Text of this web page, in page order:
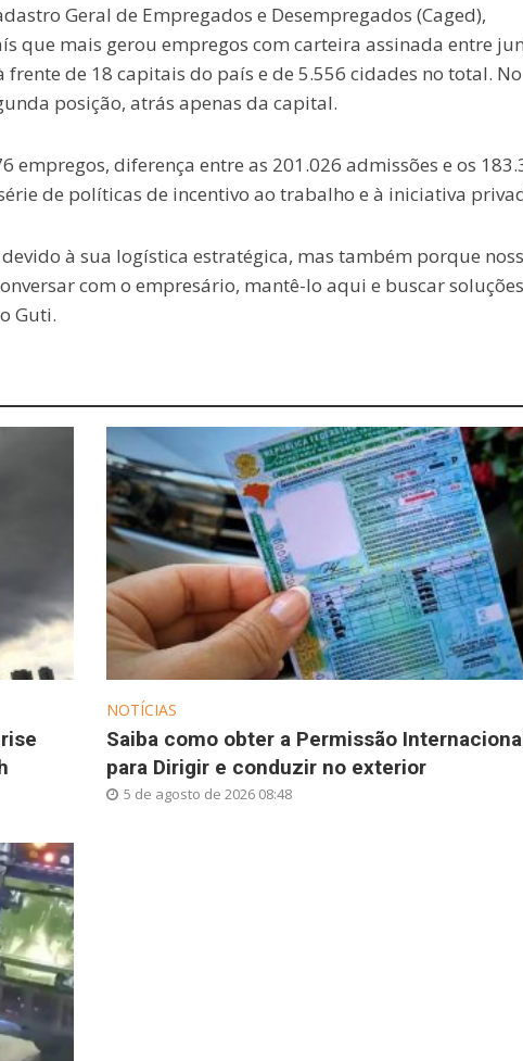
Geral de Empregados e Desempregados (Caged),
que mais gerou empregos com carteira assinada entre
de 18 capitais do país e de 5.556 cidades no total. No
posição, atrás apenas da capital.
empregos, diferença entre as 201.026 admissões e os
de políticas de incentivo ao trabalho e à iniciativa
à sua logística estratégica, mas também porque
com o empresário, mantê-lo aqui e buscar soluções
Guti.
NOTÍCIAS
Saiba como obter a Permissão
para Dirigir e conduzir no exterior
5 de agosto de 2026 08:48